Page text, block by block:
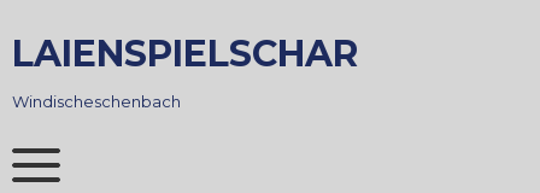
to
content
LAIENSPIELSCHAR
Windischeschenbach